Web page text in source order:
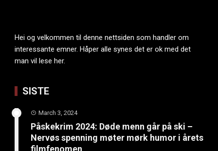
Hei og velkommen til denne nettsiden som handler om
interessante emner. Håper alle synes det er ok med det
man vil lese her.
SISTE
March 3, 2024
Påskekrim 2024: Døde menn går på ski –
Nervøs spenning møter mørk humor i årets
filmfenomen